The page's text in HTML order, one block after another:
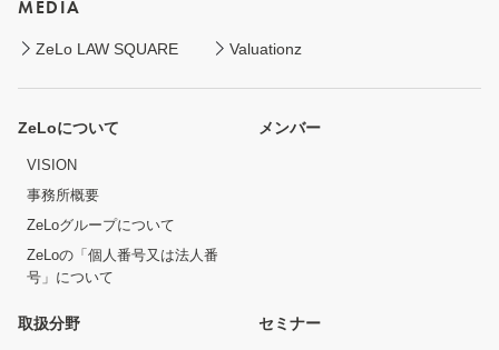
MEDIA
ZeLo LAW SQUARE Valuationz
ZeLoについて
VISION
事務所概要
ZeLoグループについて
ZeLoの「個人番号又は法人番
号」について
メンバー
取扱分野 セミナー